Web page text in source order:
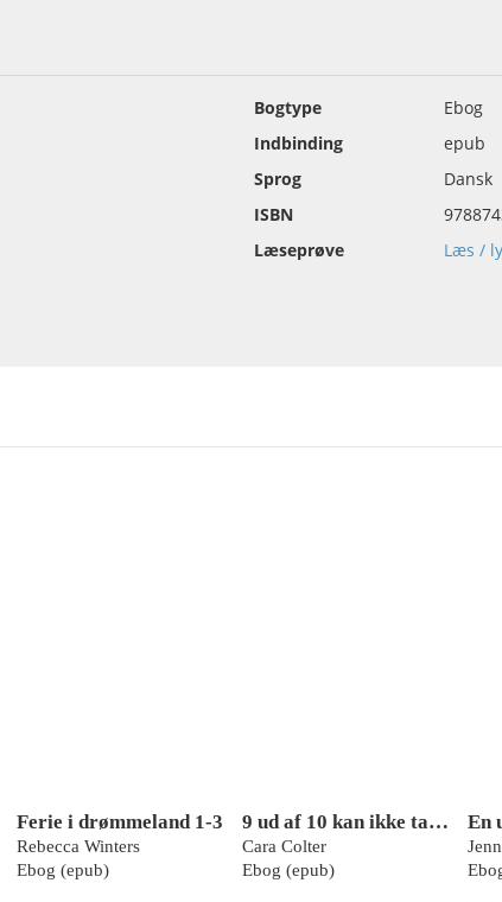
Bogtype
Ebog
Indbinding
epub
Sprog
Dansk
ISBN
Læseprøve
Læs /
Ferie i drømmeland 1-3
Rebecca Winters
Ebog (epub)
9 ud af 10 kan ikke tage fejl
Cara Colter
Ebog (epub)
En